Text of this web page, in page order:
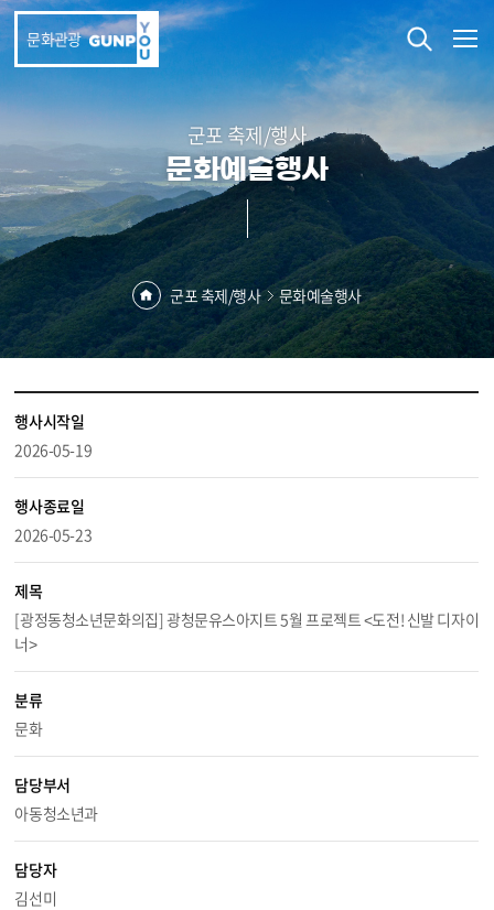
본문 바로가기
문화관광
군포 축제/행사
문화예술행사
군포 축제/행사 문화예술행사
행사시작일
2026-05-19
행사종료일
2026-05-23
제목
[광정동청소년문화의집] 광청문유스아지트 5월 프로젝트 <도전! 신발 디자이
너>
분류
문화
담당부서
아동청소년과
담당자
김선미